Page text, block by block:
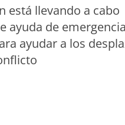
está llevando a cabo
ayuda de
ayudar a los